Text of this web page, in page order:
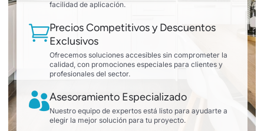
facilidad de aplicación.
Precios Competitivos y Descuentos
Exclusivos
Ofrecemos soluciones accesibles sin comprometer la
calidad, con promociones especiales para clientes y
profesionales del sector.
Asesoramiento Especializado
Nuestro equipo de expertos está listo para ayudarte a
elegir la mejor solución para tu proyecto.